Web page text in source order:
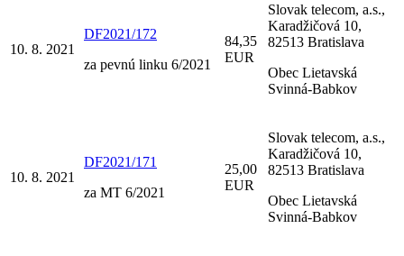
10. 8. 2021
DF2021/172
za pevnú linku 6/2021
84,35
EUR
Slovak telecom, a.s.,
Karadžičová 10,
82513 Bratislava
Obec Lietavská
Svinná-Babkov
10. 8. 2021
DF2021/171
za MT 6/2021
25,00
EUR
Slovak telecom, a.s.,
Karadžičová 10,
82513 Bratislava
Obec Lietavská
Svinná-Babkov